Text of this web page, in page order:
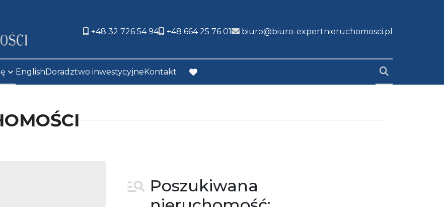
+48 32 726 54 94 +48 664 25 76 01 biuro@biuro-expertnieruchomosci.pl
EnglishDoradztwo inwestycyjneKontakt
favorite
Poszukiwana